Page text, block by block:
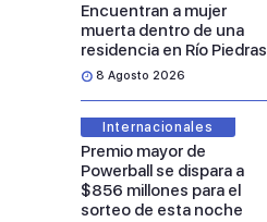
Encuentran a mujer
muerta dentro de una
residencia en Río Piedras
8 Agosto 2026
Internacionales
Premio mayor de
Powerball se dispara a
$856 millones para el
sorteo de esta noche